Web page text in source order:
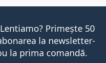
Primește 50
la newsletter-
la prima comandă.